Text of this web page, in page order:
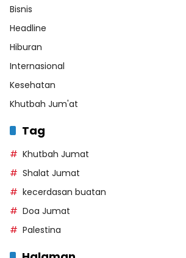
Bisnis
Headline
Hiburan
Internasional
Kesehatan
Khutbah Jum'at
Tag
Khutbah Jumat
Shalat Jumat
kecerdasan buatan
Doa Jumat
Palestina